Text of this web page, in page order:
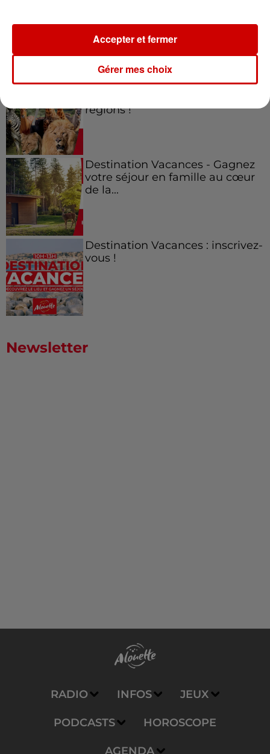
Le Duel - Gagnez vos entrées
régions !
Destination Vacances - Gagnez
votre séjour en famille au cœur
de la...
Destination Vacances : inscrivez-
vous !
Newsletter
RADIO INFOS JEUX
PODCASTS HOROSCOPE
AGENDA
Gérer mes choix
Accepter et fermer